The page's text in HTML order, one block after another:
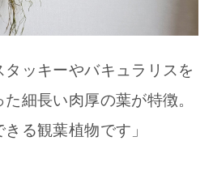
タッキーやバキュラリスを
細長い肉厚の葉が特徴。
る観葉植物です」